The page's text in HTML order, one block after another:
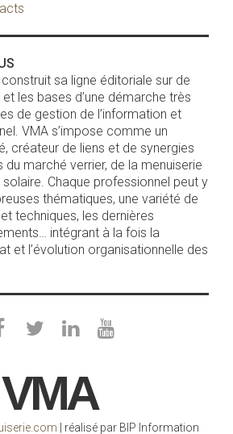
sa ligne éditoriale sur de
les bases d’une démarche très
de gestion de l’information et
VMA s’impose comme un
créateur de liens et de synergies
du marché verrier, de la menuiserie
Chaque professionnel peut y
thématiques, une variété de
techniques, les dernières
intégrant à la fois la
et l’évolution organisationnelle des
VMA
| réalisé par BIP Information